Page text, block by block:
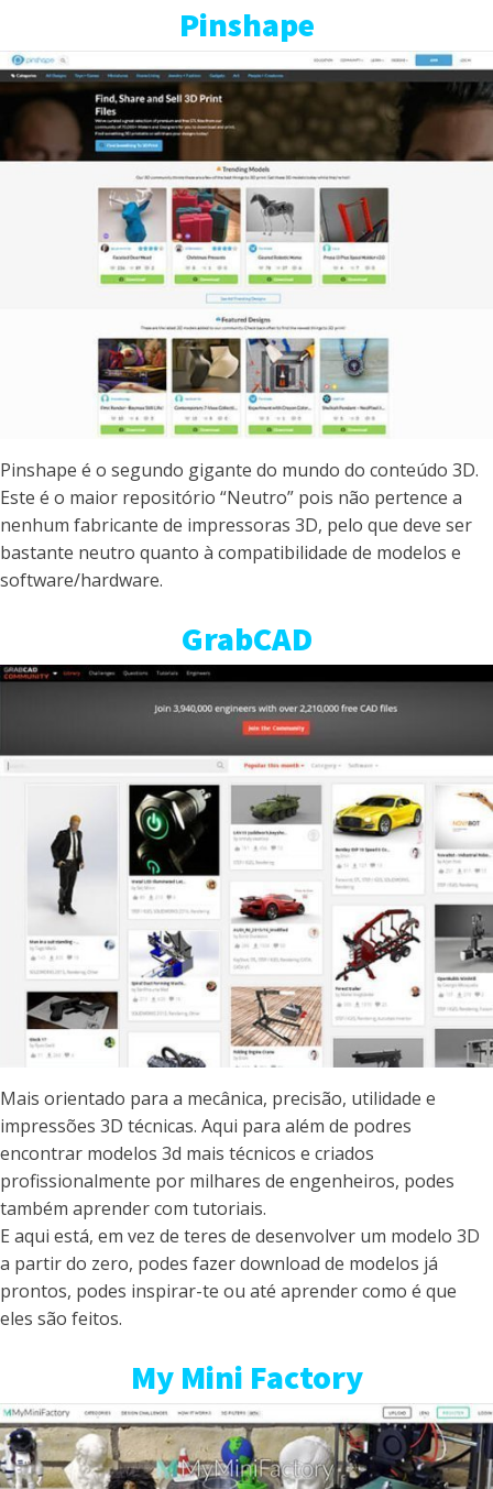
Pinshape
Pinshape é o segundo gigante do mundo do conteúdo 3D.
Este é o maior repositório “Neutro” pois não pertence a
nenhum fabricante de impressoras 3D, pelo que deve ser
bastante neutro quanto à compatibilidade de modelos e
software/hardware.
GrabCAD
Mais orientado para a mecânica, precisão, utilidade e
impressões 3D técnicas. Aqui para além de podres
encontrar modelos 3d mais técnicos e criados
profissionalmente por milhares de engenheiros, podes
também aprender com tutoriais.
E aqui está, em vez de teres de desenvolver um modelo 3D
a partir do zero, podes fazer download de modelos já
prontos, podes inspirar-te ou até aprender como é que
eles são feitos.
My Mini Factory